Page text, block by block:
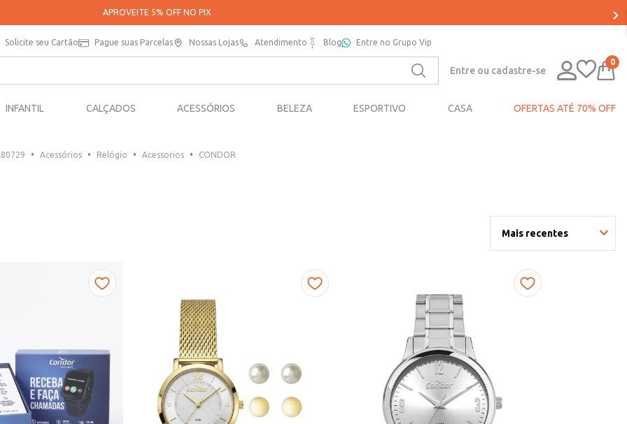
PARCELE SUAS COMPRAS EM ATÉ 5X SEM JUROS*
Solicite seu Cartão Pague suas Parcelas Nossas Lojas Atendimento Blog Entre no Grupo Vip
Entre ou cadastre-se
0
INFANTIL CALÇADOS ACESSÓRIOS BELEZA ESPORTIVO CASA OFERTAS ATÉ 70% OFF
Acessórios Relógio Acessorios CONDOR
Mais recentes